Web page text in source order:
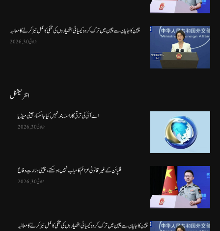
چین کا جاپان سے چین میں ترک کردہ کیمیائی ہتھیاروں کی تلفی کا عمل تیز کرنے کا مطالبہ
جولائی 30, 2026
انٹرنیشنل
اے آئی کی ترقی کا راستہ بند نہیں کیا جا سکتا، چینی میڈیا
جولائی 30, 2026
فلپائن کے غیر قانونی عزائم کامیاب نہیں ہو سکتے ، چینی وزارتِ دفاع
جولائی 30, 2026
چین کا جاپان سے چین میں ترک کردہ کیمیائی ہتھیاروں کی تلفی کا عمل تیز کرنے کا مطالبہ